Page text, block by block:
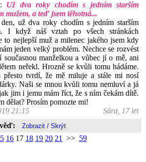
Už dva roky chodím s jedním starším
mužem, a teď jsem těhotná...
už dva roky chodím s jedním starším
I když náš vztah po všech stránkách
to nejlepší muž a milenec jakého jsem kdy
jeden velký problém. Nechce se rozvést
současnou manželkou a vůbec jí o mě, ani
neřekl. Hrozně se kvůli tomu hádáme.
přesto tvrdí, že mě miluje a stále mi nosí
Naši se mnou kvůli tomu nemluví a já
jim i jemu mám říct, že s ním čekám dítě.
dělat? Prosím pomozte mi!
21:15
Sára, 17 let
16 17 18 19 20 21 >> 59